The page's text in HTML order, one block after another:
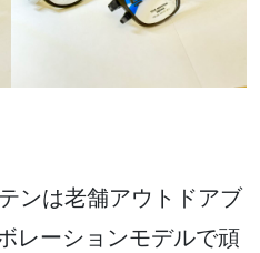
ンは老舗アウトドアブ
レーションモデルで頑